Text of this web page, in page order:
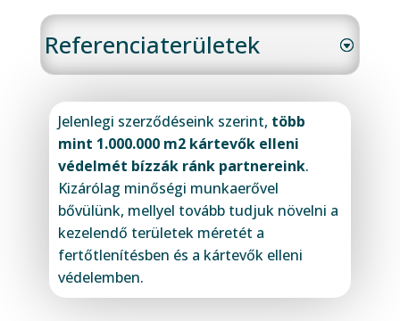
Referenciaterületek
Jelenlegi szerződéseink szerint, több
mint 1.000.000 m2 kártevők elleni
védelmét bízzák ránk partnereink.
Kizárólag minőségi munkaerővel
bővülünk, mellyel tovább tudjuk növelni a
kezelendő területek méretét a
fertőtlenítésben és a kártevők elleni
védelemben.